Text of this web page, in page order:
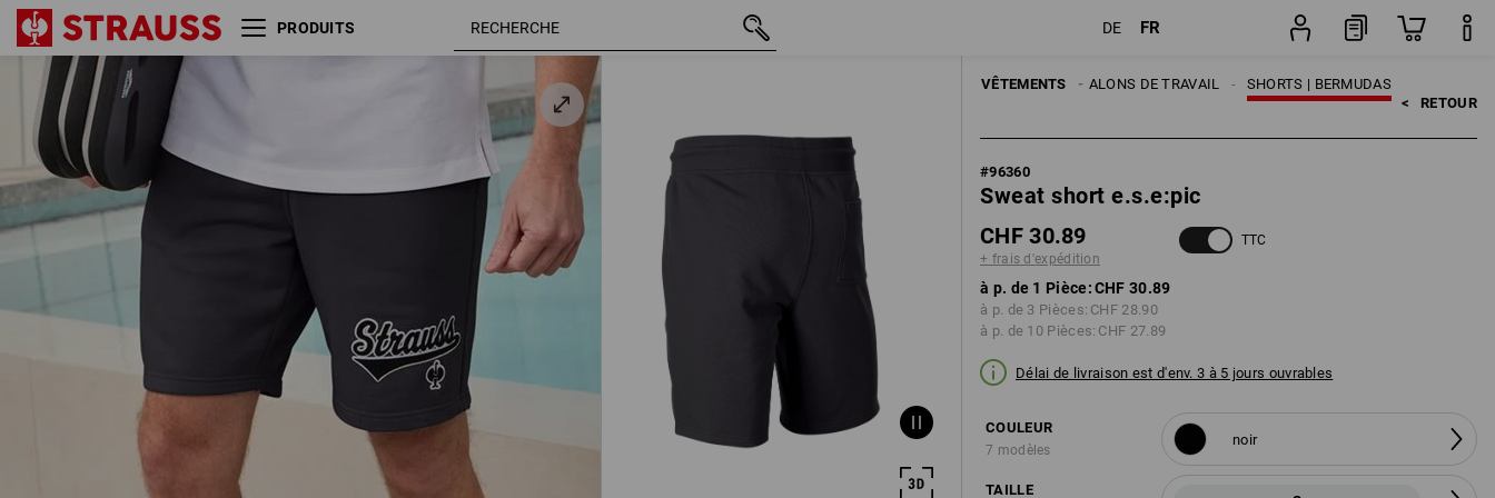
PRODUITS DE FR
VÊTEMENTS SHORTS | BERMUDAS
PANTALONS DE TRAVAIL
HOMMES
< RETOUR
#96360
Sweat short e.s.e:pic
CHF 30.89
+ frais d'expédition
TTC
à p. de 1 Pièce:CHF 30.89
à p. de 3 Pièces: CHF 28.90
à p. de 10 Pièces: CHF 27.89
Délai de livraison est d'env. 3 à 5 jours ouvrables
COULEUR
7 modèles
noir
TAILLE
Sweat short e.s.e:pic noir S CHF 30.89